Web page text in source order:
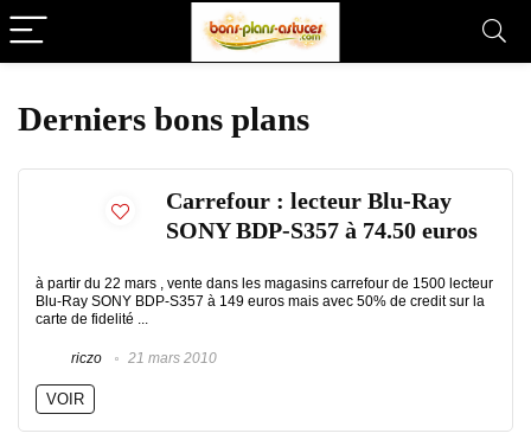
Derniers bons plans
Carrefour : lecteur Blu-Ray
SONY BDP-S357 à 74.50 euros
à partir du 22 mars , vente dans les magasins carrefour de 1500 lecteur
Blu-Ray SONY BDP-S357 à 149 euros mais avec 50% de credit sur la
carte de fidelité ...
riczo 21 mars 2010
VOIR